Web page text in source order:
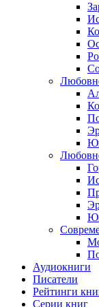
Аудиокниги
Писатели
Рейтинги
Серии книг